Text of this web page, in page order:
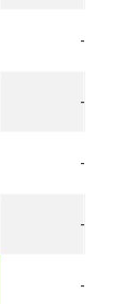
-
-
-
-
-